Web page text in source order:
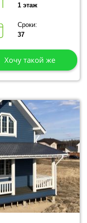
1 этаж
Сроки:
37
Хочу такой же